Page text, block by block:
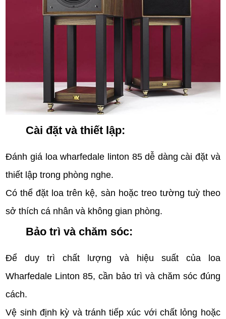
Cài đặt và thiết lập:
Đánh giá loa wharfedale linton 85 dễ dàng cài đặt và
thiết lập trong phòng nghe.
Có thể đặt loa trên kệ, sàn hoặc treo tường tuỳ theo
sở thích cá nhân và không gian phòng.
Bảo trì và chăm sóc:
Để duy trì chất lượng và hiệu suất của loa
Wharfedale Linton 85, cần bảo trì và chăm sóc đúng
cách.
Vệ sinh định kỳ và tránh tiếp xúc với chất lỏng hoặc